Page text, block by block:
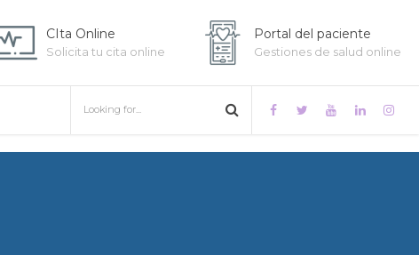
CIta Online
Solicita tu cita online
Portal del paciente
Gestiones de salud online